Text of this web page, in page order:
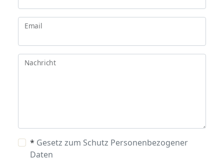
Email
Nachricht
* Gesetz zum Schutz Personenbezogener
Daten